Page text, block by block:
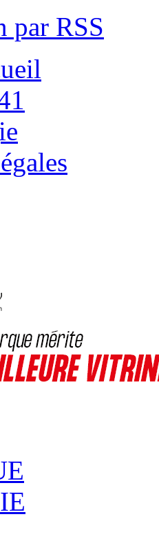
par RSS